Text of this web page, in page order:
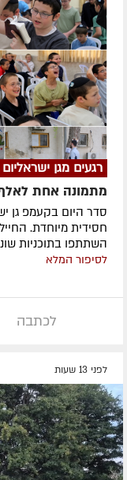
רגעים מגן
מתמונה אחת לאלף
סדר היום בקעמפ גן
חסידית מיוחדת.
השתתפו בתוכניות
לסיפור המלא
לכתבה
לפני 13 שעות